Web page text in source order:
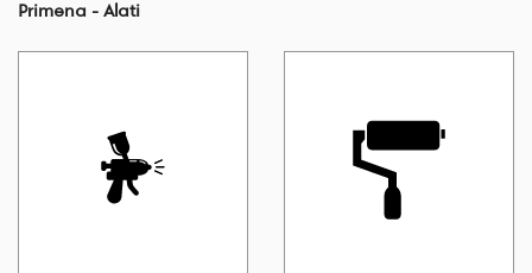
Primena - Alati